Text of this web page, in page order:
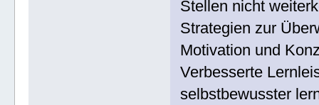
Stellen nicht
Strategien zur
Motivation und
Verbesserte
selbstbewusster